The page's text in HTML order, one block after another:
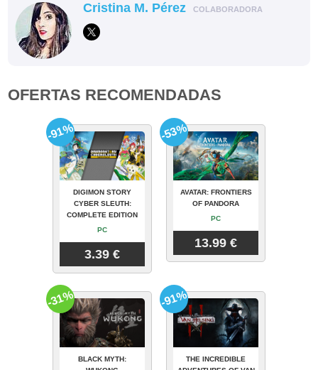
Cristina M. Pérez COLABORADORA
OFERTAS RECOMENDADAS
DIGIMON STORY
CYBER SLEUTH:
COMPLETE EDITION
PC
3.39 €
-91%
AVATAR: FRONTIERS
OF PANDORA
PC
13.99 €
-53%
BLACK MYTH:
-31%
THE INCREDIBLE
-91%